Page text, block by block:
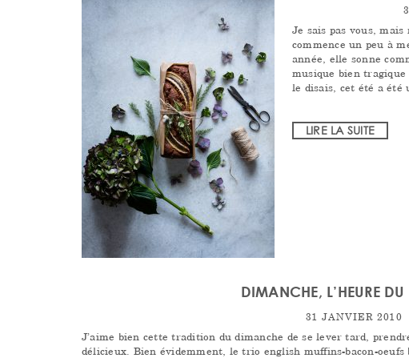
Je sais pas vous, mais
commence un peu à
année, elle sonne
musique bien tragique
le disais, cet été a été
LIRE LA SUITE
DIMANCHE, L’HEURE
31 JANVIER 2010
J’aime bien cette tradition du dimanche de se lever tard,
délicieux. Bien évidemment, le trio english muffins-bacon-